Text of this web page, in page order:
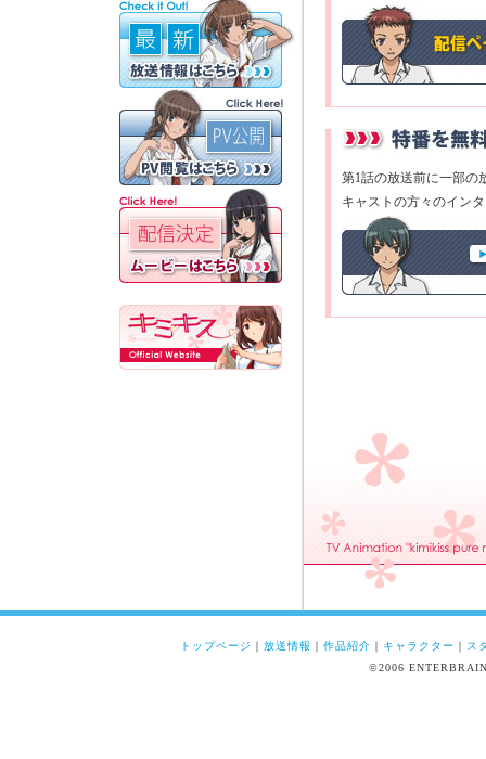
第1話の放送前に一部の
キャストの方々のイン
トップページ ｜ 放送情報 ｜ 作品紹介 ｜ キャラクター ｜ ス
©2006